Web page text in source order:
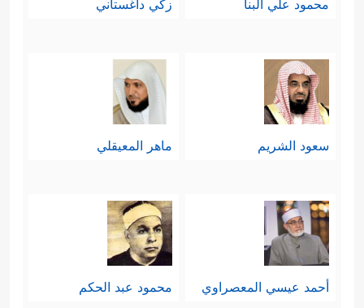
محمود علي البنا زكي داغستاني
سعود الشريم ماهر المعيقلي
أحمد عيسي المعصراوي محمود عبد الحكم